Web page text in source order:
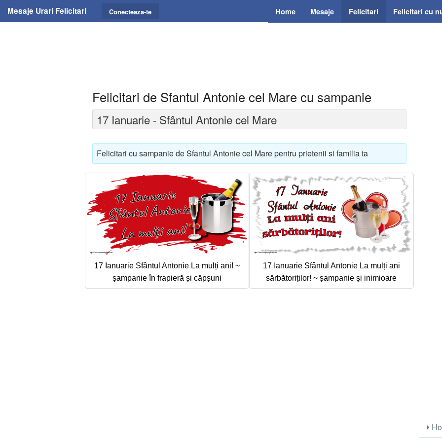
Mesaje Urari Felicitari Home Mesaje Felicitari Felicitari cu
Conecteaza-te
Felicitari de Sfantul Antonie cel Mare cu sampanie
17 Ianuarie - Sfântul Antonie cel Mare
Felicitari cu sampanie de Sfantul Antonie cel Mare pentru prietenii si familia ta
17 Ianuarie Sfântul Antonie La mulți ani! ~
șampanie în frapieră și căpșuni
17 Ianuarie Sfântul Antonie La mulți ani
sărbătoriților! ~ șampanie și inimioare